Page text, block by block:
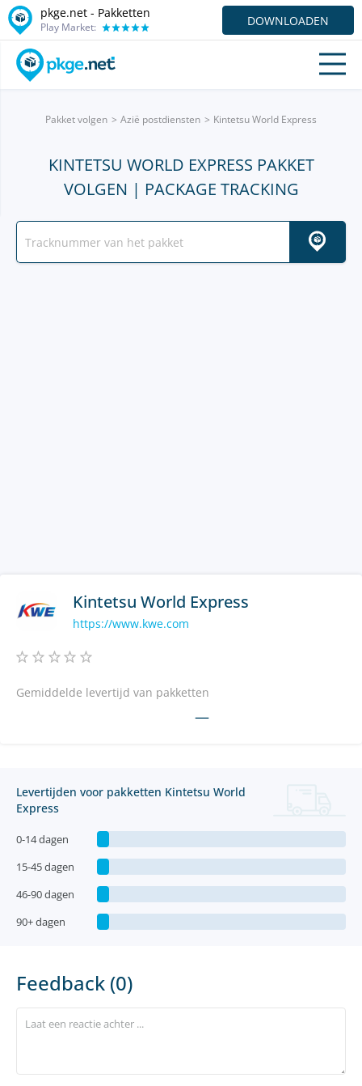
pkge.net - Pakketten
Play Market: DOWNLOADEN
Pakket volgen Azië postdiensten Kintetsu World Express
KINTETSU WORLD EXPRESS PAKKET
VOLGEN | PACKAGE TRACKING
Kintetsu World Express
https://www.kwe.com
Gemiddelde levertijd van pakketten
—
Levertijden voor pakketten Kintetsu World
Express
0-14 dagen
15-45 dagen
46-90 dagen
90+ dagen
Feedback (0)